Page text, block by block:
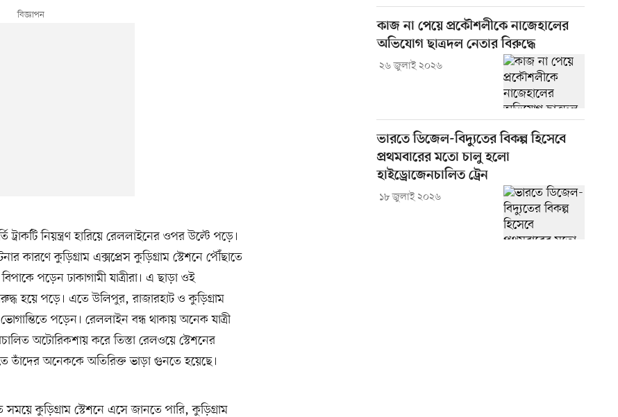
ট্রাকটি নিয়ন্ত্রণ হারিয়ে রেললাইনের ওপর উল্টে পড়ে।
কারণে কুড়িগ্রাম এক্সপ্রেস কুড়িগ্রাম স্টেশনে পৌঁছাতে
পড়েন ঢাকাগামী যাত্রীরা। এ ছাড়া ওই
হয়ে পড়ে। এতে উলিপুর, রাজারহাট ও কুড়িগ্রাম
পড়েন। রেললাইন বন্ধ থাকায় অনেক যাত্রী
অটোরিকশায় করে তিস্তা রেলওয়ে স্টেশনের
তাঁদের অনেককে অতিরিক্ত ভাড়া গুনতে হয়েছে।
সময়ে কুড়িগ্রাম স্টেশনে এসে জানতে পারি, কুড়িগ্রাম
কাজ না পেয়ে প্রকৌশলীকে নাজেহালের
অভিযোগ ছাত্রদল নেতার বিরুদ্ধে
২৬ জুলাই ২০২৬
ভারতে ডিজেল-বিদ্যুতের বিকল্প হিসেবে
প্রথমবারের মতো চালু হলো
হাইড্রোজেনচালিত ট্রেন
১৮ জুলাই ২০২৬